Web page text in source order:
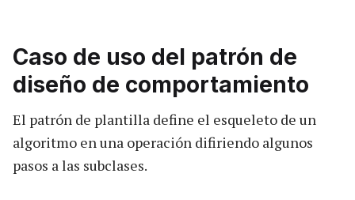
Caso de uso del patrón de
diseño de comportamiento
El patrón de plantilla define el esqueleto de un
algoritmo en una operación difiriendo algunos
pasos a las subclases.